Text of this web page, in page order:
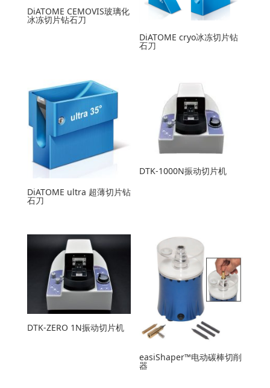
DiATOME CEMOVIS玻璃化
冰冻切片钻石刀
DiATOME cryo冰冻切片钻
石刀
DiATOME ultra 超薄切片钻
石刀
DTK-1000N振动切片机
DTK-ZERO 1N振动切片机
easiShaper™电动碳棒切削
器